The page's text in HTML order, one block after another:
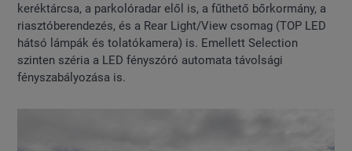
keréktárcsa, a parkolóradar elől is, a fűthető bőrkormány, a
riasztóberendezés, és a Rear Light/View csomag (TOP LED
hátsó lámpák és tolatókamera) is. Emellett Selection
szinten széria a LED fényszóró automata távolsági
fényszabályozása is.